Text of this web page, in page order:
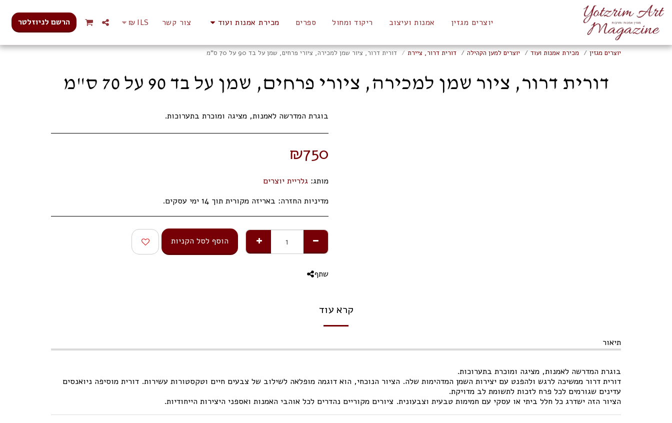
יוצרים מגזין אמנות ועיצוב ריקוד ומחול ספרים מכירת אמנות ועוד צור קשר ILS
₪ הרשם לניוזלטר
יוצרים מגזין מכירת אמנות ועוד יוצרים למען הקהילה דורית דרור, ציירת דורית דרור, ציור שמן למכירה, ציורי פרחים, שמן על בד 90 על 70 ס"מ
דורית דרור, ציור שמן למכירה, ציורי פרחים, שמן על בד 90 על 70 ס"מ
בוגרת המדרשה לאמנות, מציגה ומוכרת בתערוכות.
₪750
מותג: גלריית יוצרים
מדיניות החזרה: באריזה מקורית תוך 14 ימי עסקים.
הוסף לסל הקניות
שתף
קרא עוד
תיאור
בוגרת המדרשה לאמנות, מציגה ומוכרת בתערוכות.
דורית דרור ממשיכה לרגש ולהפנט עם יצירות השמן המדהימות שלה. הציור הנוכחי, הוא דוגמה מופלאה לשילוב של צבעים חיים וטקסטורות עשירות. דורית מוסיפה ניואנסים
עדינים שגורמים לכל פרח לזכות לתשומת לב מדויקת.
הציור הזה ישדרג כל חלל ביתי או עסקי עם חמימות טבעית וצבעונית. ציורים מקוריים נהדרים לכל אוהבי האמנות ואספני היצירות הייחודיות.